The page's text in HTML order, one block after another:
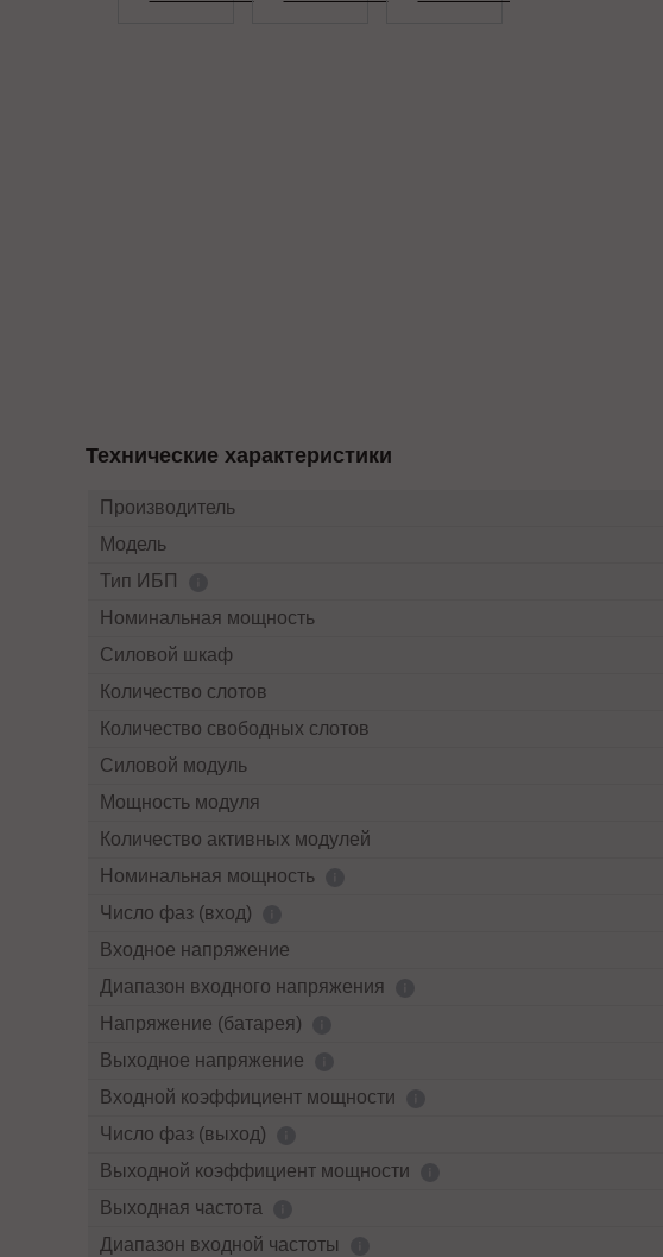
Технические характеристики
Производитель
Модель
Тип ИБП
Номинальная мощность
Силовой шкаф
Количество слотов
Количество свободных слотов
Силовой модуль
Мощность модуля
Количество активных модулей
Номинальная мощность
Число фаз (вход)
Входное напряжение
Диапазон входного напряжения
Напряжение (батарея)
Выходное напряжение
Входной коэффициент мощности
Число фаз (выход)
Выходной коэффициент мощности
Выходная частота
Диапазон входной частоты